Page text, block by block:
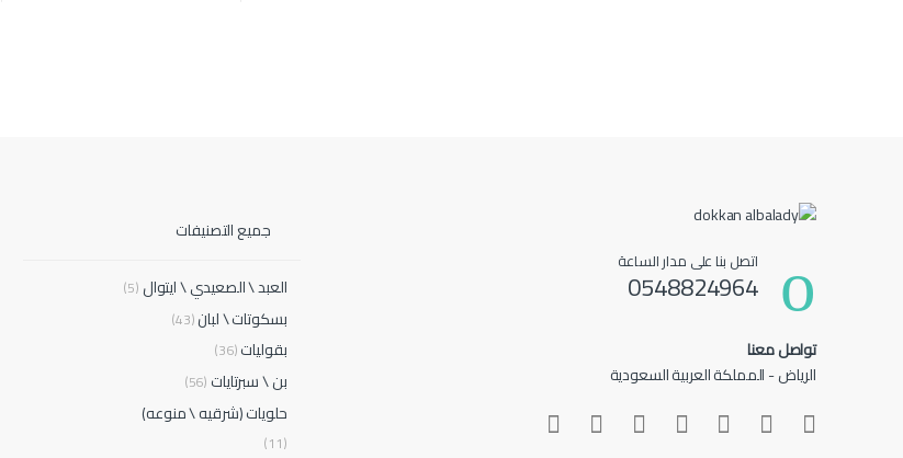
اتصل بنا على مدار الساعة
0548824964
تواصل معنا
الرياض - المملكة العربية السعودية
جميع التصنيفات
العبد \ الصعيدي \ ايتوال(5)
بسكوتات \ لبان(43)
بقوليات(36)
بن \ سبرتايات (56)
حلويات (شرقيه \ منوعه)
(11)